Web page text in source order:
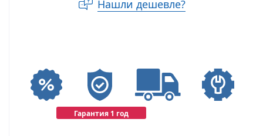
Нашли дешевле?
Гарантия 1 год